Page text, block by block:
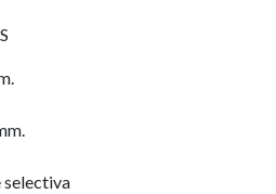
selectiva